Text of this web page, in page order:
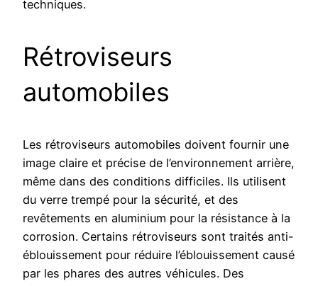
techniques.
Rétroviseurs
automobiles
Les rétroviseurs automobiles doivent fournir une
image claire et précise de l’environnement arrière,
même dans des conditions difficiles. Ils utilisent
du verre trempé pour la sécurité, et des
revêtements en aluminium pour la résistance à la
corrosion. Certains rétroviseurs sont traités anti-
éblouissement pour réduire l’éblouissement causé
par les phares des autres véhicules. Des